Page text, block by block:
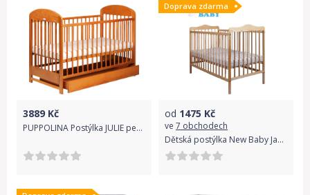
3889 Kč
PUPPOLINA Postýlka JULIE pevná bočnice olše
Doprava zdarma
od 1475 Kč
ve 7 obchodech
Dětská postýlka New Baby Jacob - přírodní